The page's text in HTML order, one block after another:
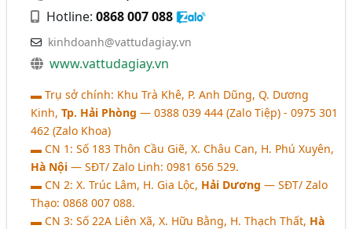
Hotline:0868 007 088
kinhdoanh@vattudagiay.vn
www.vattudagiay.vn
▬ Trụ sở chính: Khu Trà Khê, P. Anh Dũng, Q. Dương
Kinh,Tp. Hải Phòng ― 0388 039 444 (Zalo Tiệp) - 0975 301
462 (Zalo Khoa)
▬ CN 1: Số 183 Thôn Cầu Giẽ, X. Châu Can, H. Phú Xuyên,
Hà Nội ― SĐT/ Zalo Linh: 0981 656 529.
▬ CN 2: X. Trúc Lâm, H. Gia Lộc, Hải Dương ― SĐT/ Zalo
Thạo: 0868 007 088.
▬ CN 3: Số 22A Liên Xã, X. Hữu Bằng, H. Thạch Thất, Hà